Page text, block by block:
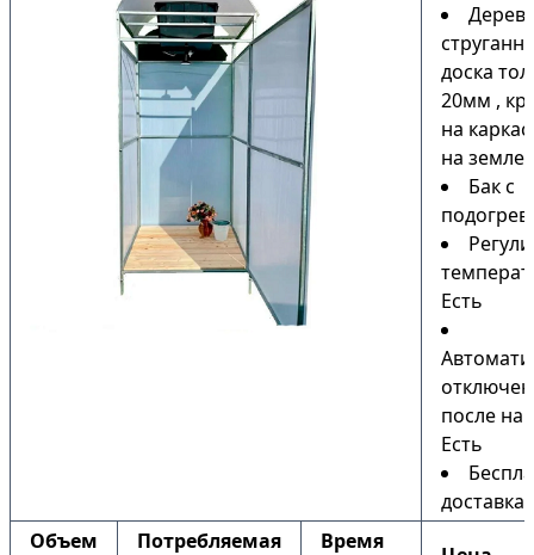
доска
20мм ,
на
на земле)
Бак с
Есть
после
Есть
доставка
Объем
Потребляемая Время